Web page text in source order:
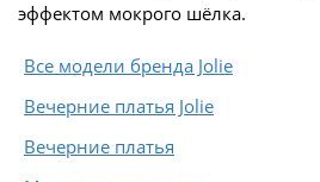
эффектом мокрого шёлка.
Все модели бренда Jolie
Вечерние платья Jolie
Вечерние платья